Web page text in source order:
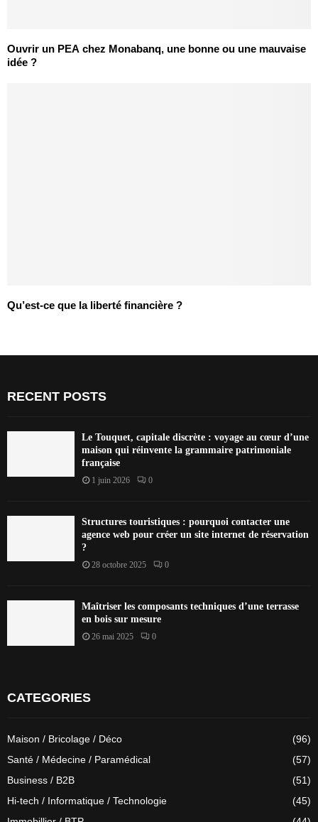
Ouvrir un PEA chez Monabanq, une bonne ou une mauvaise
idée ?
Qu’est-ce que la liberté financière ?
RECENT POSTS
Le Touquet, capitale discrète : voyage au cœur d’une
maison qui réinvente la grammaire patrimoniale
française
1 juin 2026 0
Structures touristiques : pourquoi contacter une
agence web pour créer un site internet de réservation
?
28 octobre 2025 0
Maîtriser les composants techniques d’une terrasse
en bois sur mesure
26 mai 2025 0
CATEGORIES
Maison / Bricolage / Déco
(96)
Santé / Médecine / Paramédical
(57)
Business / B2B
(51)
Hi-tech / Informatique / Technologie
(45)